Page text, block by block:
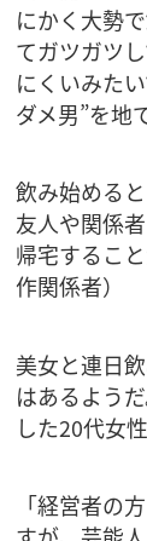
にかく大勢
てガツガツ
にくいみた
ダメ男”を地
飲み始める
友人や関係
帰宅するこ
作関係者）
美女と連日
はあるよう
した20代女
「経営者の